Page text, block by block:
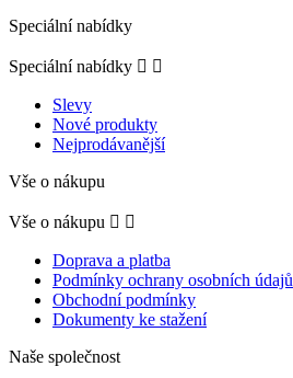
Speciální nabídky
Speciální nabídky  
Slevy
Nové produkty
Nejprodávanější
Vše o nákupu
Vše o nákupu  
Doprava a platba
Podmínky ochrany osobních údajů
Obchodní podmínky
Dokumenty ke stažení
Naše společnost